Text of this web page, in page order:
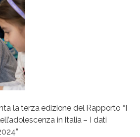
la terza edizione del Rapporto “I
in Italia – I dati